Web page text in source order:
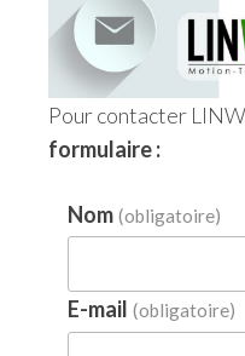
Pour contacter
formulaire :
Nom (obligatoire)
E-mail (obligatoire)